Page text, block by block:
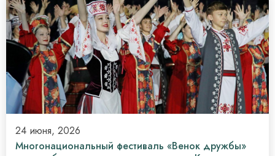
24 июня, 2026
Многонациональный фестиваль «Венок дружбы»